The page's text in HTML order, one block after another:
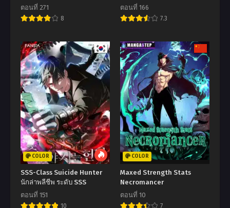
ตอนที่ 271
8
ตอนที่ 166
7.3
COLOR
SSS-Class Suicide Hunter
นักล่าพลีชีพ ระดับ SSS
ตอนที่ 151
10
COLOR
Maxed Strength Stats
Necromancer
ตอนที่ 10
7